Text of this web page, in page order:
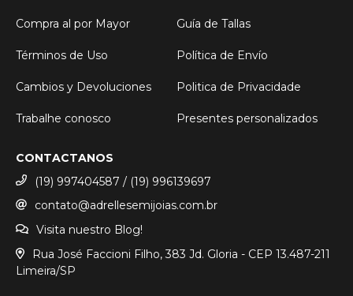
Compra al por Mayor Guía de Tallas
Términos de Uso Política de Envío
Cambios y Devoluciones Politica de Privacidade
Trabalhe conosco Presentes personalizados
CONTACTANOS
(19) 997404587 / (19) 996139697
contato@adrellesemijoias.com.br
Visita nuestro Blog!
Rua José Faccioni Filho, 383 Jd. Gloria - CEP 13.487-211
Limeira/SP